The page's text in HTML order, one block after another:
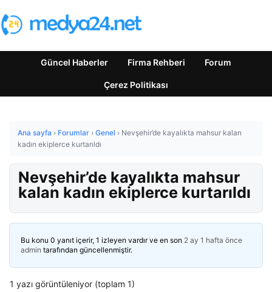
Güncel Haberler Firma Rehberi Forum
Çerez Politikası
Ana sayfa › Forumlar › Genel › Nevşehir’de kayalıkta mahsur kalan
kadın ekiplerce kurtarıldı
Nevşehir’de kayalıkta mahsur
kalan kadın ekiplerce kurtarıldı
Bu konu 0 yanıt içerir, 1 izleyen vardır ve en son 2 ay 1 hafta önce
admin tarafından güncellenmiştir.
1 yazı görüntüleniyor (toplam 1)